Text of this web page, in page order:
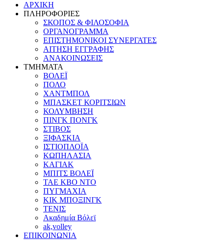
ΑΡΧΙΚΗ
ΠΛΗΡΟΦΟΡΙΕΣ
ΣΚΟΠΟΣ & ΦΙΛΟΣΟΦΙΑ
ΟΡΓΑΝΟΓΡΑΜΜΑ
ΕΠΙΣΤΗΜΟΝΙΚΟΙ ΣΥΝΕΡΓΑΤΕΣ
ΑΙΤΗΣΗ ΕΓΓΡΑΦΗΣ
ΑΝΑΚΟΙΝΩΣΕΙΣ
ΤΜΗΜΑΤΑ
ΒΟΛΕΪ
ΠΟΛΟ
ΧΑΝΤΜΠΟΛ
ΜΠΑΣΚΕΤ ΚΟΡΙΤΣΙΩΝ
ΚΟΛΥΜΒΗΣΗ
ΠΙΝΓΚ ΠΟΝΓΚ
ΣΤΙΒΟΣ
ΞΙΦΑΣΚΙΑ
ΙΣΤΙΟΠΛΟΪΑ
ΚΩΠΗΛΑΣΙΑ
ΚΑΓΙΑΚ
ΜΠΙΤΣ ΒΟΛΕΪ
ΤΑΕ ΚΒΟ ΝΤΟ
ΠΥΓΜΑΧΙΑ
ΚΙΚ ΜΠΟΞΙΝΓΚ
ΤΕΝΙΣ
Ακαδημία Βόλεϊ
ak,volley
ΕΠΙΚΟΙΝΩΝΙΑ